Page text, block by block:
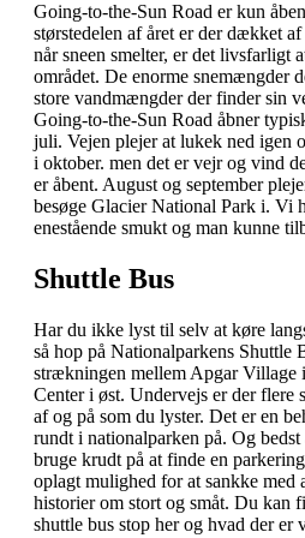
Going-to-the-Sun Road er kun
størstedelen af året er der dækket
når sneen smelter, er det livsfarligt
området. De enorme snemængder
store vandmængder der finder sin
Going-to-the-Sun Road åbner
juli. Vejen plejer at lukek ned igen
i oktober. men det er vejr og vind
er åbent. August og september
besøge Glacier National Park i. Vi
enestående smukt og man kunne
Shuttle Bus
Har du ikke lyst til selv at køre
så hop på Nationalparkens Shuttle
strækningen mellem Apgar Village
Center i øst. Undervejs er der flere
af og på som du lyster. Det er en
rundt i nationalparken på. Og
bruge krudt på at finde en
oplagt mulighed for at sankke med
historier om stort og småt. Du kan
shuttle bus stop her og hvad der er